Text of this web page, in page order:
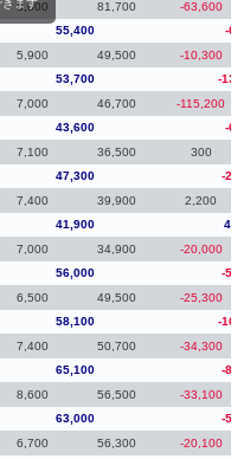
8,000 81,700 -63,600
55,400
-
5,900 49,500 -10,300
53,700
-
7,000 46,700 -115,200
43,600
-
7,100 36,500 300
47,300
-
7,400 39,900 2,200
41,900
7,000 34,900 -20,000
56,000
-
6,500 49,500 -25,300
58,100
-
7,400 50,700 -34,300
65,100
-
8,600 56,500 -33,100
63,000
-
6,700 56,300 -20,100
きます